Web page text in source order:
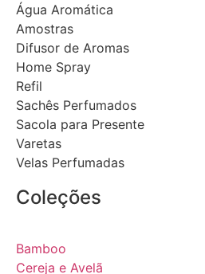
Água Aromática
Amostras
Difusor de Aromas
Home Spray
Refil
Sachês Perfumados
Sacola para Presente
Varetas
Velas Perfumadas
Coleções
Bamboo
Cereja e Avelã